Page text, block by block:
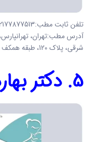
تلفن ثابت مطب:02177877513
شرقی، پلاک 120، طبقه همکف
5. دکتر بهاره اصفهانی مهر